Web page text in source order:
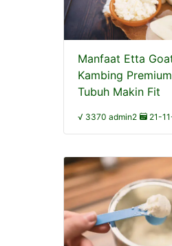
Manfaat Etta
Kambing
Tubuh Makin Fit
√ 3370 admin2 21-